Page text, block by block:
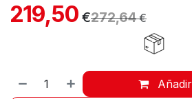
219,50 €272,64€